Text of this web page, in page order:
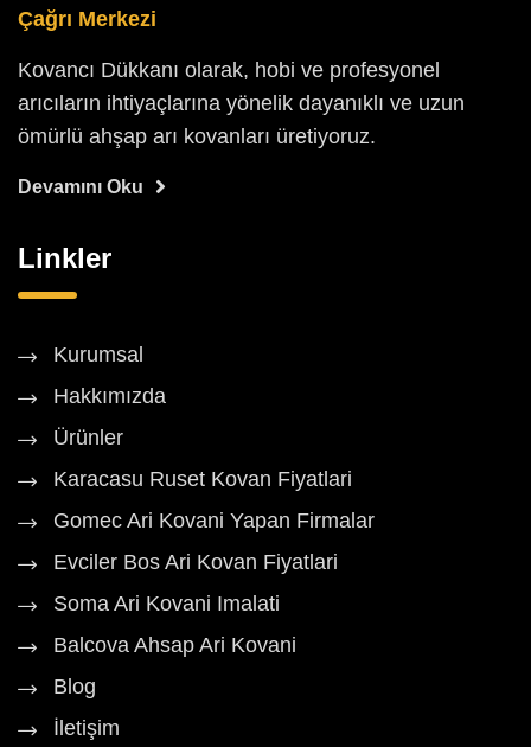
Çağrı Merkezi
Kovancı Dükkanı olarak, hobi ve profesyonel
arıcıların ihtiyaçlarına yönelik dayanıklı ve uzun
ömürlü ahşap arı kovanları üretiyoruz.
Devamını Oku
Linkler
Kurumsal
Hakkımızda
Ürünler
Karacasu Ruset Kovan Fiyatlari
Gomec Ari Kovani Yapan Firmalar
Evciler Bos Ari Kovan Fiyatlari
Soma Ari Kovani Imalati
Balcova Ahsap Ari Kovani
Blog
İletişim